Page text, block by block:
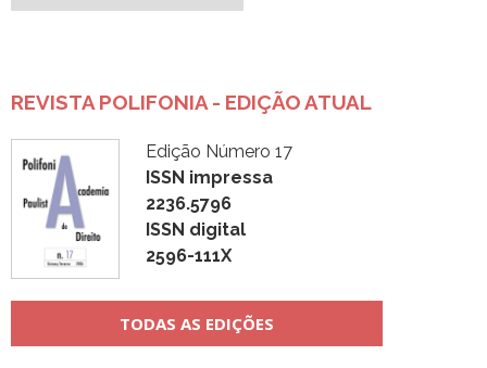
Post
REVISTA POLIFONIA - EDIÇÃO ATUAL
Edição Número 17
ISSN impressa
2236.5796
ISSN digital
2596-111X
TODAS AS EDIÇÕES